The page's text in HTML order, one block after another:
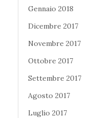
Gennaio 2018
Dicembre 2017
Novembre 2017
Ottobre 2017
Settembre 2017
Agosto 2017
Luglio 2017